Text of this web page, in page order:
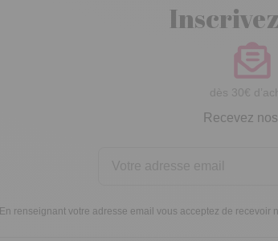
dès 30€
Recevez
En renseignant votre adresse email vous acceptez de